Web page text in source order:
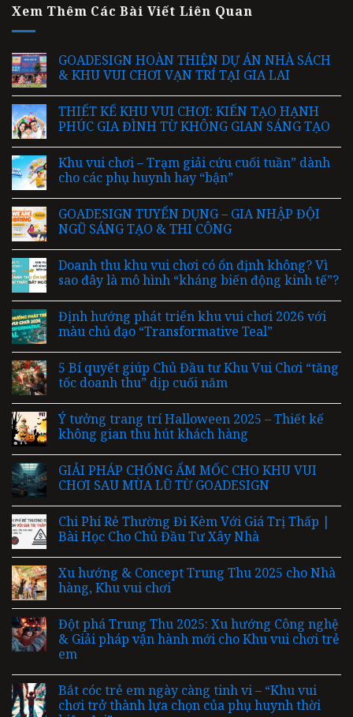
Xem Thêm Các Bài Viết Liên Quan
GOADESIGN HOÀN THIỆN DỰ ÁN NHÀ SÁCH
& KHU VUI CHƠI VẠN TRÍ TẠI GIA LAI
THIẾT KẾ KHU VUI CHƠI: KIẾN TẠO HẠNH
PHÚC GIA ĐÌNH TỪ KHÔNG GIAN SÁNG TẠO
Khu vui chơi – Trạm giải cứu cuối tuần” dành
cho các phụ huynh hay “bận”
GOADESIGN TUYỂN DỤNG – GIA NHẬP ĐỘI
NGŨ SÁNG TẠO & THI CÔNG
Doanh thu khu vui chơi có ổn định không? Vì
sao đây là mô hình “kháng biến động kinh tế”?
Định hướng phát triển khu vui chơi 2026 với
màu chủ đạo “Transformative Teal”
5 Bí quyết giúp Chủ Đầu tư Khu Vui Chơi “tăng
tốc doanh thu” dịp cuối năm
Ý tưởng trang trí Halloween 2025 – Thiết kế
không gian thu hút khách hàng
GIẢI PHÁP CHỐNG ẨM MỐC CHO KHU VUI
CHƠI SAU MÙA LŨ TỪ GOADESIGN
Chi Phí Rẻ Thường Đi Kèm Với Giá Trị Thấp |
Bài Học Cho Chủ Đầu Tư Xây Nhà
Xu hướng & Concept Trung Thu 2025 cho Nhà
hàng, Khu vui chơi
Đột phá Trung Thu 2025: Xu hướng Công nghệ
& Giải pháp vận hành mới cho Khu vui chơi trẻ
em
Bắt cóc trẻ em ngày càng tinh vi – “Khu vui
chơi trở thành lựa chọn của phụ huynh thời